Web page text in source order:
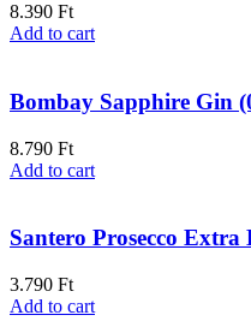
8.390 Ft
Add to cart
Bombay Sapphire Gin
8.790 Ft
Add to cart
Santero Prosecco Extra
3.790 Ft
Add to cart